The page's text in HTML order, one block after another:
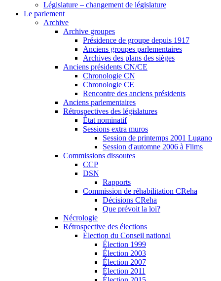
Législature – changement de législature
Le parlement
Archive
Archive groupes
Présidence de groupe depuis 1917
Anciens groupes parlementaires
Archives des plans des sièges
Anciens présidents CN/CE
Chronologie CN
Chronologie CE
Rencontre des anciens présidents
Anciens parlementaires
Rétrospectives des législatures
État nominatif
Sessions extra muros
Session de printemps 2001 Lugano
Session d'automne 2006 à Flims
Commissions dissoutes
CCP
DSN
Rapports
Commission de réhabilitation CReha
Décisions CReha
Que prévoit la loi?
Nécrologie
Rétrospective des élections
Élection du Conseil national
Élection 1999
Élection 2003
Élection 2007
Élection 2011